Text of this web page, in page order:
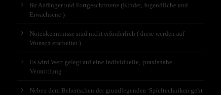
für Anfänger und Fortgeschrittene (Kinder, Jugendliche und
Erwachsene )
Notenkenntnisse sind nicht erforderlich ( diese werden auf
Wunsch erarbeitet )
Es wird Wert gelegt auf eine individuelle, praxisnahe
Vermittlung
Neben dem Beherrschen der grundlegenden Spieltechniken geht